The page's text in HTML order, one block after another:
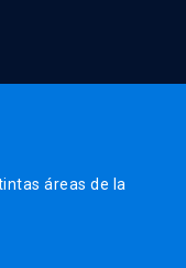
áreas de la